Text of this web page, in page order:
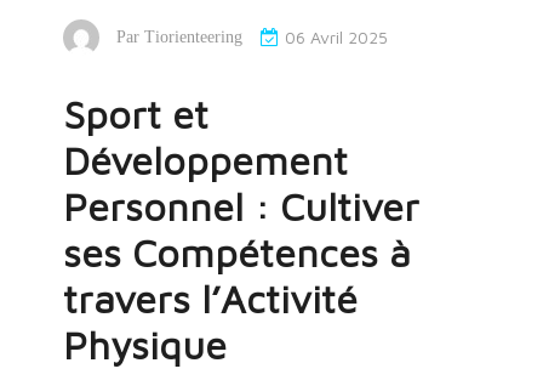
Par Tiorienteering 06 Avril 2025
Sport et
Développement
Personnel : Cultiver
ses Compétences à
travers l’Activité
Physique